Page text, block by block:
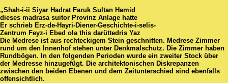
„Shah-i-ii Siyar Hadrat Faruk Sultan Hamid
dieses madrasa suitor Provinz Anlage hatte
Er schrieb Erz-de-Hayri-Diener-Geschichte-i-selis-
Zentrum Feyz-i Ebed ola this darüttedris Yaz
Die Medrese ist aus rechteckigem Stein geschnitten. Medrese Zimmer
rund um den Innenhof stehen unter Denkmalschutz. Die Zimmer haben
Rundbögen. In den folgenden Perioden wurde ein zweiter Stock über
der Medresse hinzugefügt. Die architektonischen Diskrepanzen
zwischen den beiden Ebenen und dem Zeitunterschied sind ebenfalls
offensichtlich.